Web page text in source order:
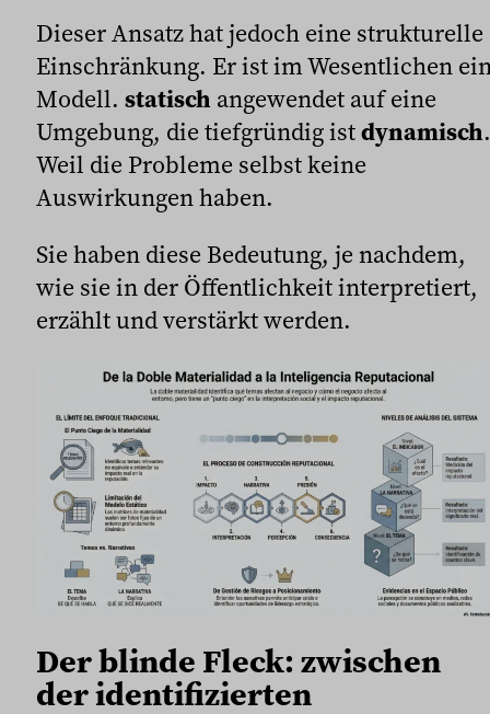
Dieser Ansatz hat jedoch eine strukturelle
Einschränkung. Er ist im Wesentlichen
Modell. statisch angewendet auf eine
Umgebung, die tiefgründig istdynamisch.
Weil die Probleme selbst keine
Auswirkungen haben.
Sie haben diese Bedeutung, je nachdem,
wie sie in der Öffentlichkeit interpretiert,
erzählt und verstärkt werden.
Der blinde Fleck: zwischen
der identifizierten